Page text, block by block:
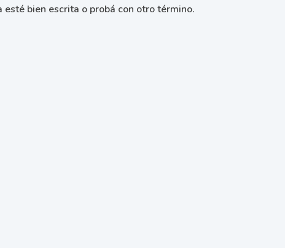
bien escrita o probá con otro término.